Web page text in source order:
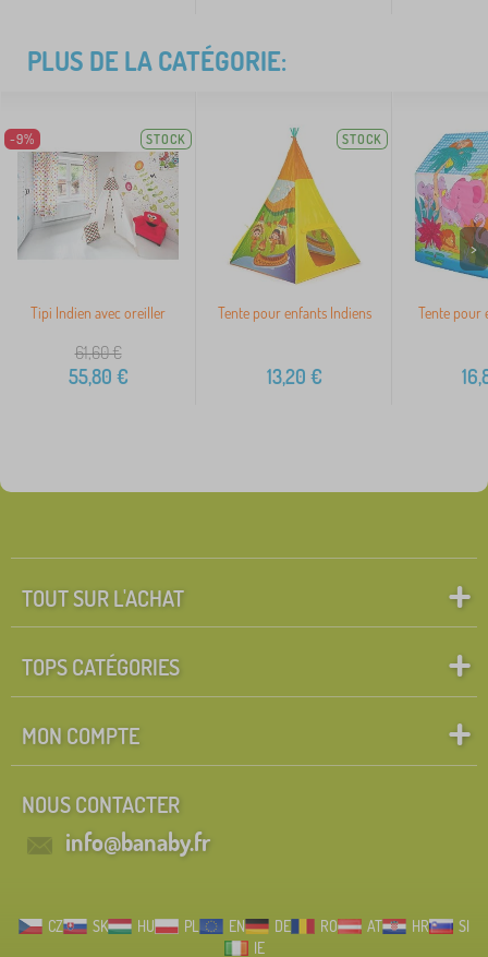
PLUS DE LA CATÉGORIE:
-9% STOCK
Tipi Indien avec oreiller
61,60€
55,80 €
STOCK
Tente pour enfants Indiens
13,20 €
Tente pour
>
TOUT SUR L'ACHAT
TOPS CATÉGORIES
MON COMPTE
NOUS CONTACTER
info@banaby.fr
CZ SK HU PL EN DE RO AT HR
SI
IE